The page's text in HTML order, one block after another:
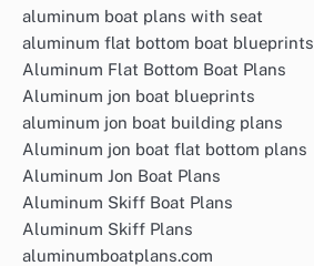
aluminum boat plans with seat
aluminum flat bottom boat blueprints
Aluminum Flat Bottom Boat Plans
Aluminum jon boat blueprints
aluminum jon boat building plans
Aluminum jon boat flat bottom plans
Aluminum Jon Boat Plans
Aluminum Skiff Boat Plans
Aluminum Skiff Plans
aluminumboatplans.com